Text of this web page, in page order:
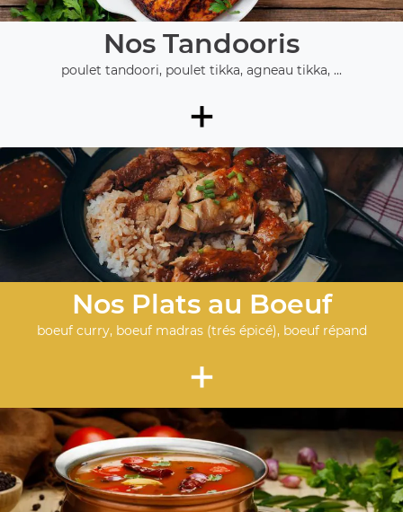
Nos Tandooris
poulet tandoori, poulet tikka, agneau tikka, ...
+
Nos Plats au Boeuf
boeuf curry, boeuf madras (trés épicé), boeuf répand
+